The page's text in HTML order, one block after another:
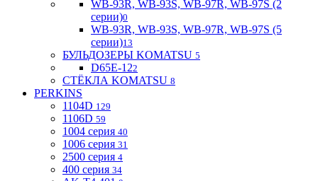
WB-93R, WB-93S, WB-97R, WB-97S (2
серии)0
WB-93R, WB-93S, WB-97R, WB-97S (5
серии)13
БУЛЬДОЗЕРЫ KOMATSU 5
D65E-122
СТЁКЛА KOMATSU 8
PERKINS
1104D 129
1106D 59
1004 серия 40
1006 серия 31
2500 серия 4
400 серия 34